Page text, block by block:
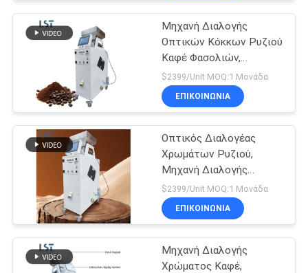
ΠΟΛΙΤΙΚΉ
ΑΠΟΡΡΉΤΟΥ
Μηχανή Διαλογής
Οπτικών Κόκκων Ρυζιού
Καφέ Φασολιών,
Διαλογητής Χρώματος
Κόκκων Καφέ
$2399/Unit MOQ:1 Μονάδα
ΕΠΙΚΟΙΝΩΝΙΑ
Οπτικός Διαλογέας
Χρωμάτων Ρυζιού,
Μηχανή Διαλογής
Κόκκων Καφέ,
Διαλογητής Σχημάτων
Φιστικιών, Μηχανή
$2399/Unit MOQ:1 Μονάδα
ΕΠΙΚΟΙΝΩΝΙΑ
Μηχανή Διαλογής
Χρώματος Καφέ,